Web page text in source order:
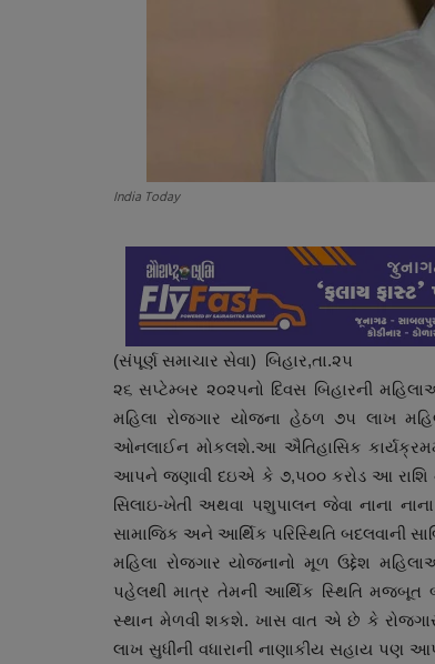
India Today
(સંપૂર્ણ સમાચાર સેવા) બિહાર,તા.૨૫
૨૬ સપ્ટેમ્બર ૨૦૨૫નો દિવસ બિહારની
મહિલા રોજગાર યોજના હેઠળ ૭૫ લાખ
ઓનલાઈન મોકલશે.આ ઐતિહાસિક
આપને જણાવી દઇએ કે ૭,૫૦૦ કરોડ આ રાશિ
સિલાઇ-ખેતી અથવા પશુપાલન જેવા નાના
સામાજિક અને આર્થિક પરિસ્થિતિ બદલવાની
મહિલા રોજગાર યોજનાનો મૂળ ઉદ્દેશ
પહેલથી માત્ર તેમની આર્થિક સ્થિતિ મજબૂત
સ્થાન મેળવી શકશે. ખાસ વાત એ છે કે
લાખ સુધીની વધારાની નાણાકીય સહાય